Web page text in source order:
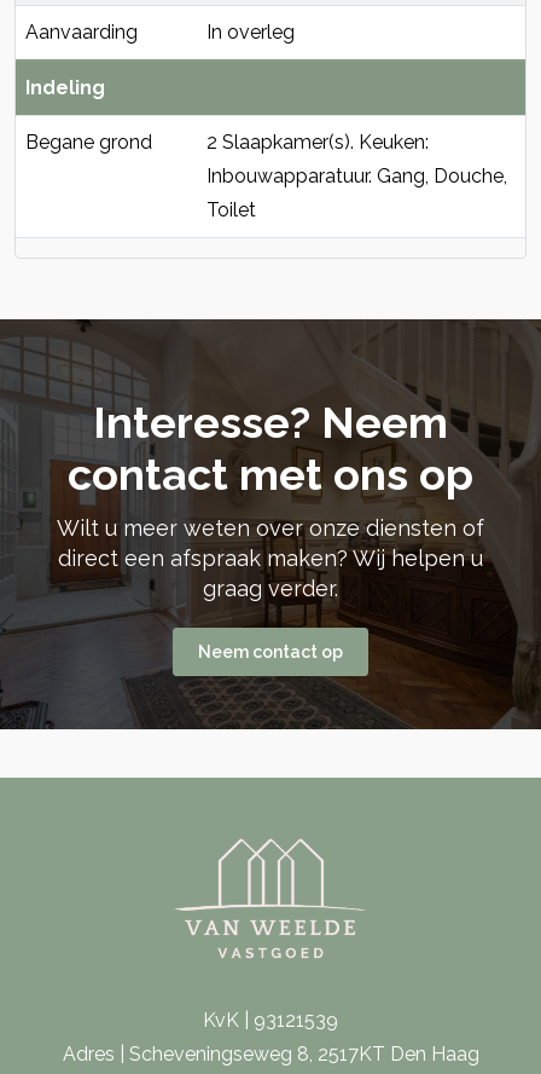
Aanvaarding In overleg
Indeling
Begane grond
2 Slaapkamer(s). Keuken:
Inbouwapparatuur. Gang, Douche,
Toilet
Interesse? Neem
contact met ons op
Wilt u meer weten over onze diensten of
direct een afspraak maken? Wij helpen u
graag verder.
Neem contact op
KvK | 93121539
Adres | Scheveningseweg 8, 2517KT Den Haag